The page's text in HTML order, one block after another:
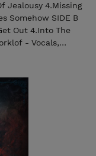
Jealousy 4.Missing
- Vocals,
Backing Vocals
Lena Lindroos -
Harri Taittonen -